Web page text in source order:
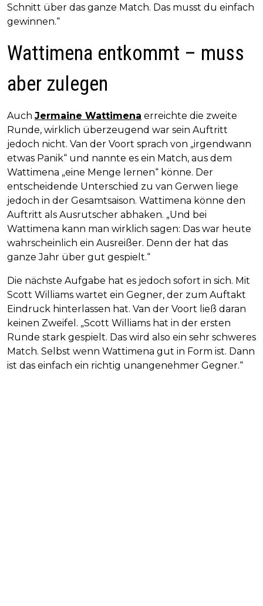
Schnitt über das ganze Match. Das musst du einfach
gewinnen.“
Wattimena entkommt – muss
aber zulegen
Auch Jermaine Wattimena erreichte die zweite
Runde, wirklich überzeugend war sein Auftritt
jedoch nicht. Van der Voort sprach von „irgendwann
etwas Panik“ und nannte es ein Match, aus dem
Wattimena „eine Menge lernen“ könne. Der
entscheidende Unterschied zu van Gerwen liege
jedoch in der Gesamtsaison. Wattimena könne den
Auftritt als Ausrutscher abhaken. „Und bei
Wattimena kann man wirklich sagen: Das war heute
wahrscheinlich ein Ausreißer. Denn der hat das
ganze Jahr über gut gespielt.“
Die nächste Aufgabe hat es jedoch sofort in sich. Mit
Scott Williams wartet ein Gegner, der zum Auftakt
Eindruck hinterlassen hat. Van der Voort ließ daran
keinen Zweifel. „Scott Williams hat in der ersten
Runde stark gespielt. Das wird also ein sehr schweres
Match. Selbst wenn Wattimena gut in Form ist. Dann
ist das einfach ein richtig unangenehmer Gegner.“